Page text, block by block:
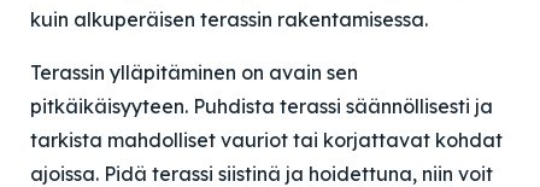
kuin alkuperäisen terassin rakentamisessa.
Terassin ylläpitäminen on avain sen
pitkäikäisyyteen. Puhdista terassi säännöllisesti ja
tarkista mahdolliset vauriot tai korjattavat kohdat
ajoissa. Pidä terassi siistinä ja hoidettuna, niin voit